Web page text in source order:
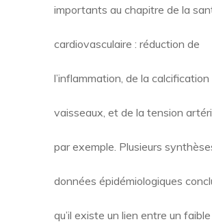
importants au chapitre de la
cardiovasculaire : réduction de
l’inflammation, de la calcification
vaisseaux, et de la tension
par exemple. Plusieurs
données épidémiologiques
qu’il existe un lien entre un